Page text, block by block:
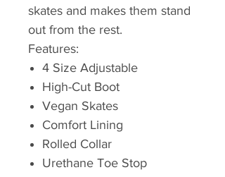
skates and makes them stand
out from the rest.
Features:
4 Size Adjustable
High-Cut Boot
Vegan Skates
Comfort Lining
Rolled Collar
Urethane Toe Stop